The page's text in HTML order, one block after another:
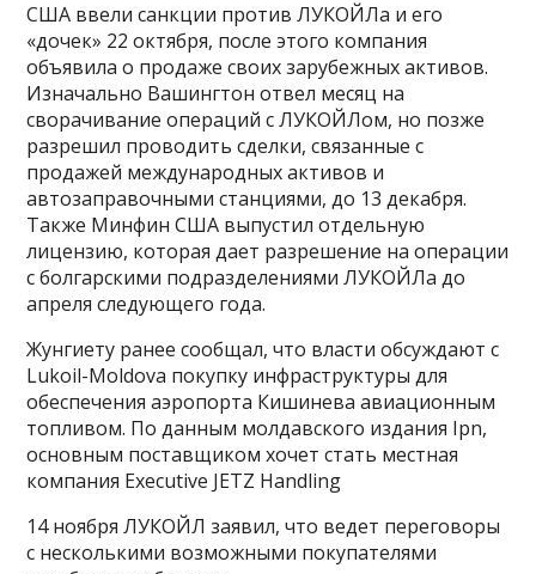
США ввели санкции против ЛУКОЙЛа и его
«дочек» 22 октября, после этого компания
объявила о продаже своих зарубежных активов.
Изначально Вашингтон отвел месяц на
сворачивание операций с ЛУКОЙЛом, но позже
разрешил проводить сделки, связанные с
продажей международных активов и
автозаправочными станциями, до 13 декабря.
Также Минфин США выпустил отдельную
лицензию, которая дает разрешение на операции
с болгарскими подразделениями ЛУКОЙЛа до
апреля следующего года.
Жунгиету ранее сообщал, что власти обсуждают с
Lukoil-Moldova покупку инфраструктуры для
обеспечения аэропорта Кишинева авиационным
топливом. По данным молдавского издания Ipn,
основным поставщиком хочет стать местная
компания Executive JETZ Handling
14 ноября ЛУКОЙЛ заявил, что ведет переговоры
с несколькими возможными покупателями